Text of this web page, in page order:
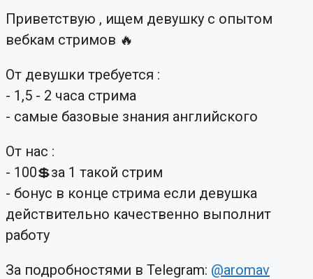
Приветствую , ищем девушку с опытом
вебкам стримов 🔥
От девушки требуется :
- 1,5 - 2 часа стрима
- самые базовые знания английского
От нас :
- 100💲за 1 такой стрим
- бонус в конце стрима если девушка
действительно качественно выполнит
работу
За подробностями в Telegram: @aromav